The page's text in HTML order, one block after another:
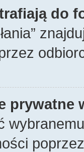
do
prywatne